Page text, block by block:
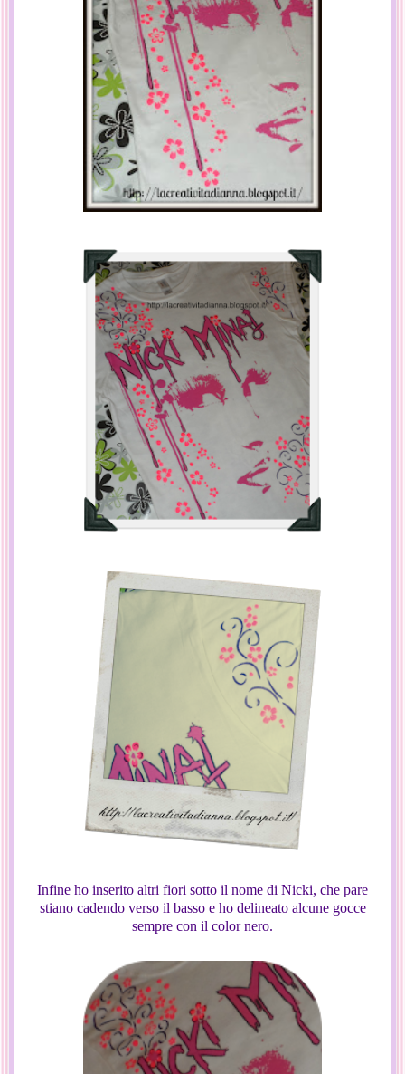
Infine ho inserito altri fiori sotto il nome di Nicki, che pare
stiano cadendo verso il basso e ho delineato alcune gocce
sempre con il color nero.